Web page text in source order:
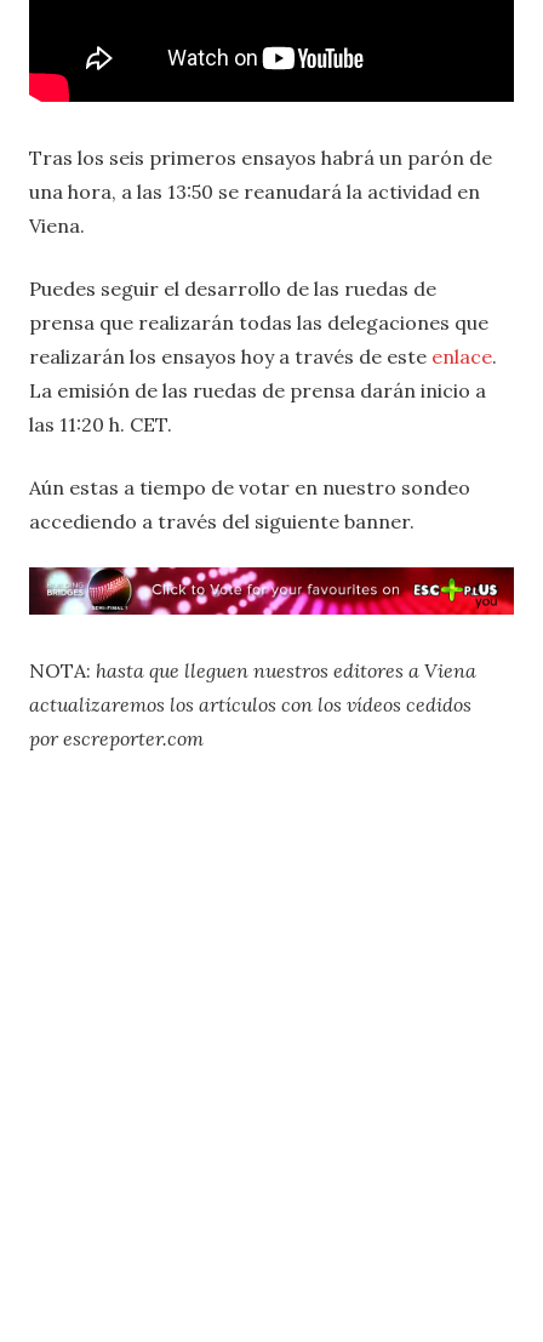
Tras los seis primeros ensayos habrá un parón de
una hora, a las 13:50 se reanudará la actividad en
Viena.
Puedes seguir el desarrollo de las ruedas de
prensa que realizarán todas las delegaciones que
realizarán los ensayos hoy a través de este enlace.
La emisión de las ruedas de prensa darán inicio a
las 11:20 h. CET.
Aún estas a tiempo de votar en nuestro sondeo
accediendo a través del siguiente banner.
NOTA: hasta que lleguen nuestros editores a Viena
actualizaremos los artículos con los vídeos cedidos
por escreporter.com